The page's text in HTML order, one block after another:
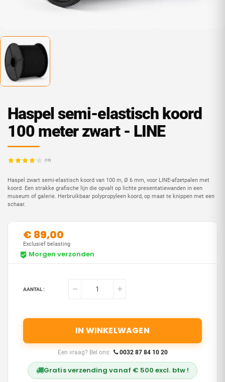
Haspel semi-elastisch koord
100 meter zwart - LINE
(13)
Haspel zwart semi-elastisch koord van 100 m, Ø 6 mm, voor LINE-afzetpalen met
koord. Een strakke grafische lijn die opvalt op lichte presentatiewanden in een
museum of galerie. Herbruikbaar polypropyleen koord, op maat te knippen met een
schaar.
€ 89,00
Morgen verzonden
Exclusief belasting
AANTAL :
IN WINKELWAGEN
Een vraag? Bel ons: 0032 87 84 10 20
Gratis verzending vanaf € 500 excl. btw !